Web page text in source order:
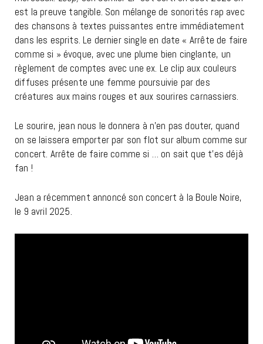
est la preuve tangible. Son mélange de sonorités rap avec
des chansons à textes puissantes entre immédiatement
dans les esprits. Le dernier single en date « Arrête de faire
comme si » évoque, avec une plume bien cinglante, un
règlement de comptes avec une ex. Le clip aux couleurs
diffuses présente une femme poursuivie par des
créatures aux mains rouges et aux sourires carnassiers.
Le sourire, jean nous le donnera à n’en pas douter, quand
on se laissera emporter par son flot sur album comme sur
concert. Arrête de faire comme si … on sait que t’es déjà
fan !
Jean a récemment annoncé son concert à la Boule Noire,
le 9 avril 2025.